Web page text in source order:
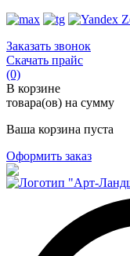
Заказать звонок
Скачать прайс
(0)
В корзине
товара(ов) на сумму
Ваша корзина пуста
Оформить заказ